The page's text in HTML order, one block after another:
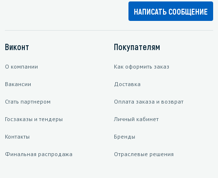
НАПИСАТЬ СООБЩЕНИЕ
Виконт
О компании
Вакансии
Стать партнером
Госзаказы и тендеры
Контакты
Финальная распродажа
Покупателям
Как оформить заказ
Доставка
Оплата заказа и возврат
Личный кабинет
Бренды
Отраслевые решения